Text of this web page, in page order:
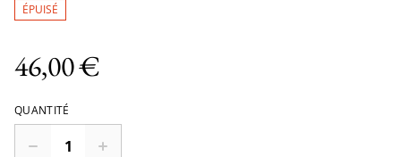
ÉPUISÉ
46,00 €
QUANTITÉ